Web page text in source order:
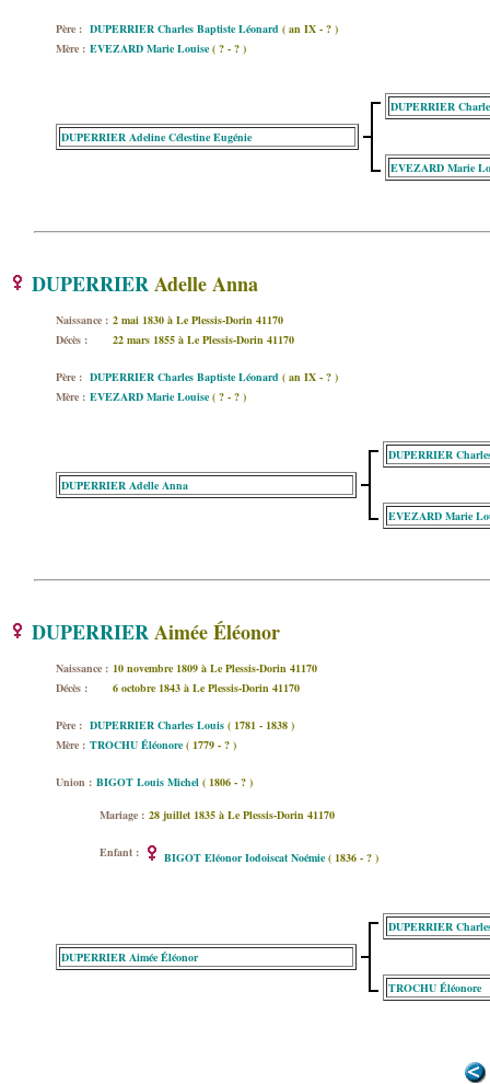
Père : DUPERRIER Charles Baptiste Léonard ( an IX - ? )
Mère : EVEZARD Marie Louise ( ? - ? )
DUPERRIER Adeline Célestine Eugénie
DUPERRIER
EVEZARD Marie
DUPERRIERAdelle Anna
Naissance : 2 mai 1830 à Le Plessis-Dorin 41170
Décès :
22 mars 1855 à Le Plessis-Dorin 41170
Père : DUPERRIER Charles Baptiste Léonard ( an IX - ? )
Mère : EVEZARD Marie Louise ( ? - ? )
DUPERRIER Adelle Anna
DUPERRIER
EVEZARD Marie
DUPERRIERAimée Éléonor
Naissance : 10 novembre 1809 à Le Plessis-Dorin 41170
Décès :
6 octobre 1843 à Le Plessis-Dorin 41170
Père : DUPERRIER Charles Louis ( 1781 - 1838 )
Mère : TROCHU Éléonore ( 1779 - ? )
Union : BIGOT Louis Michel ( 1806 - ? )
Mariage : 28 juillet 1835 à Le Plessis-Dorin 41170
Enfant : BIGOT Eléonor Iodoiscat Noémie ( 1836 - ? )
DUPERRIER Aimée Éléonor
DUPERRIER
TROCHU Éléonore